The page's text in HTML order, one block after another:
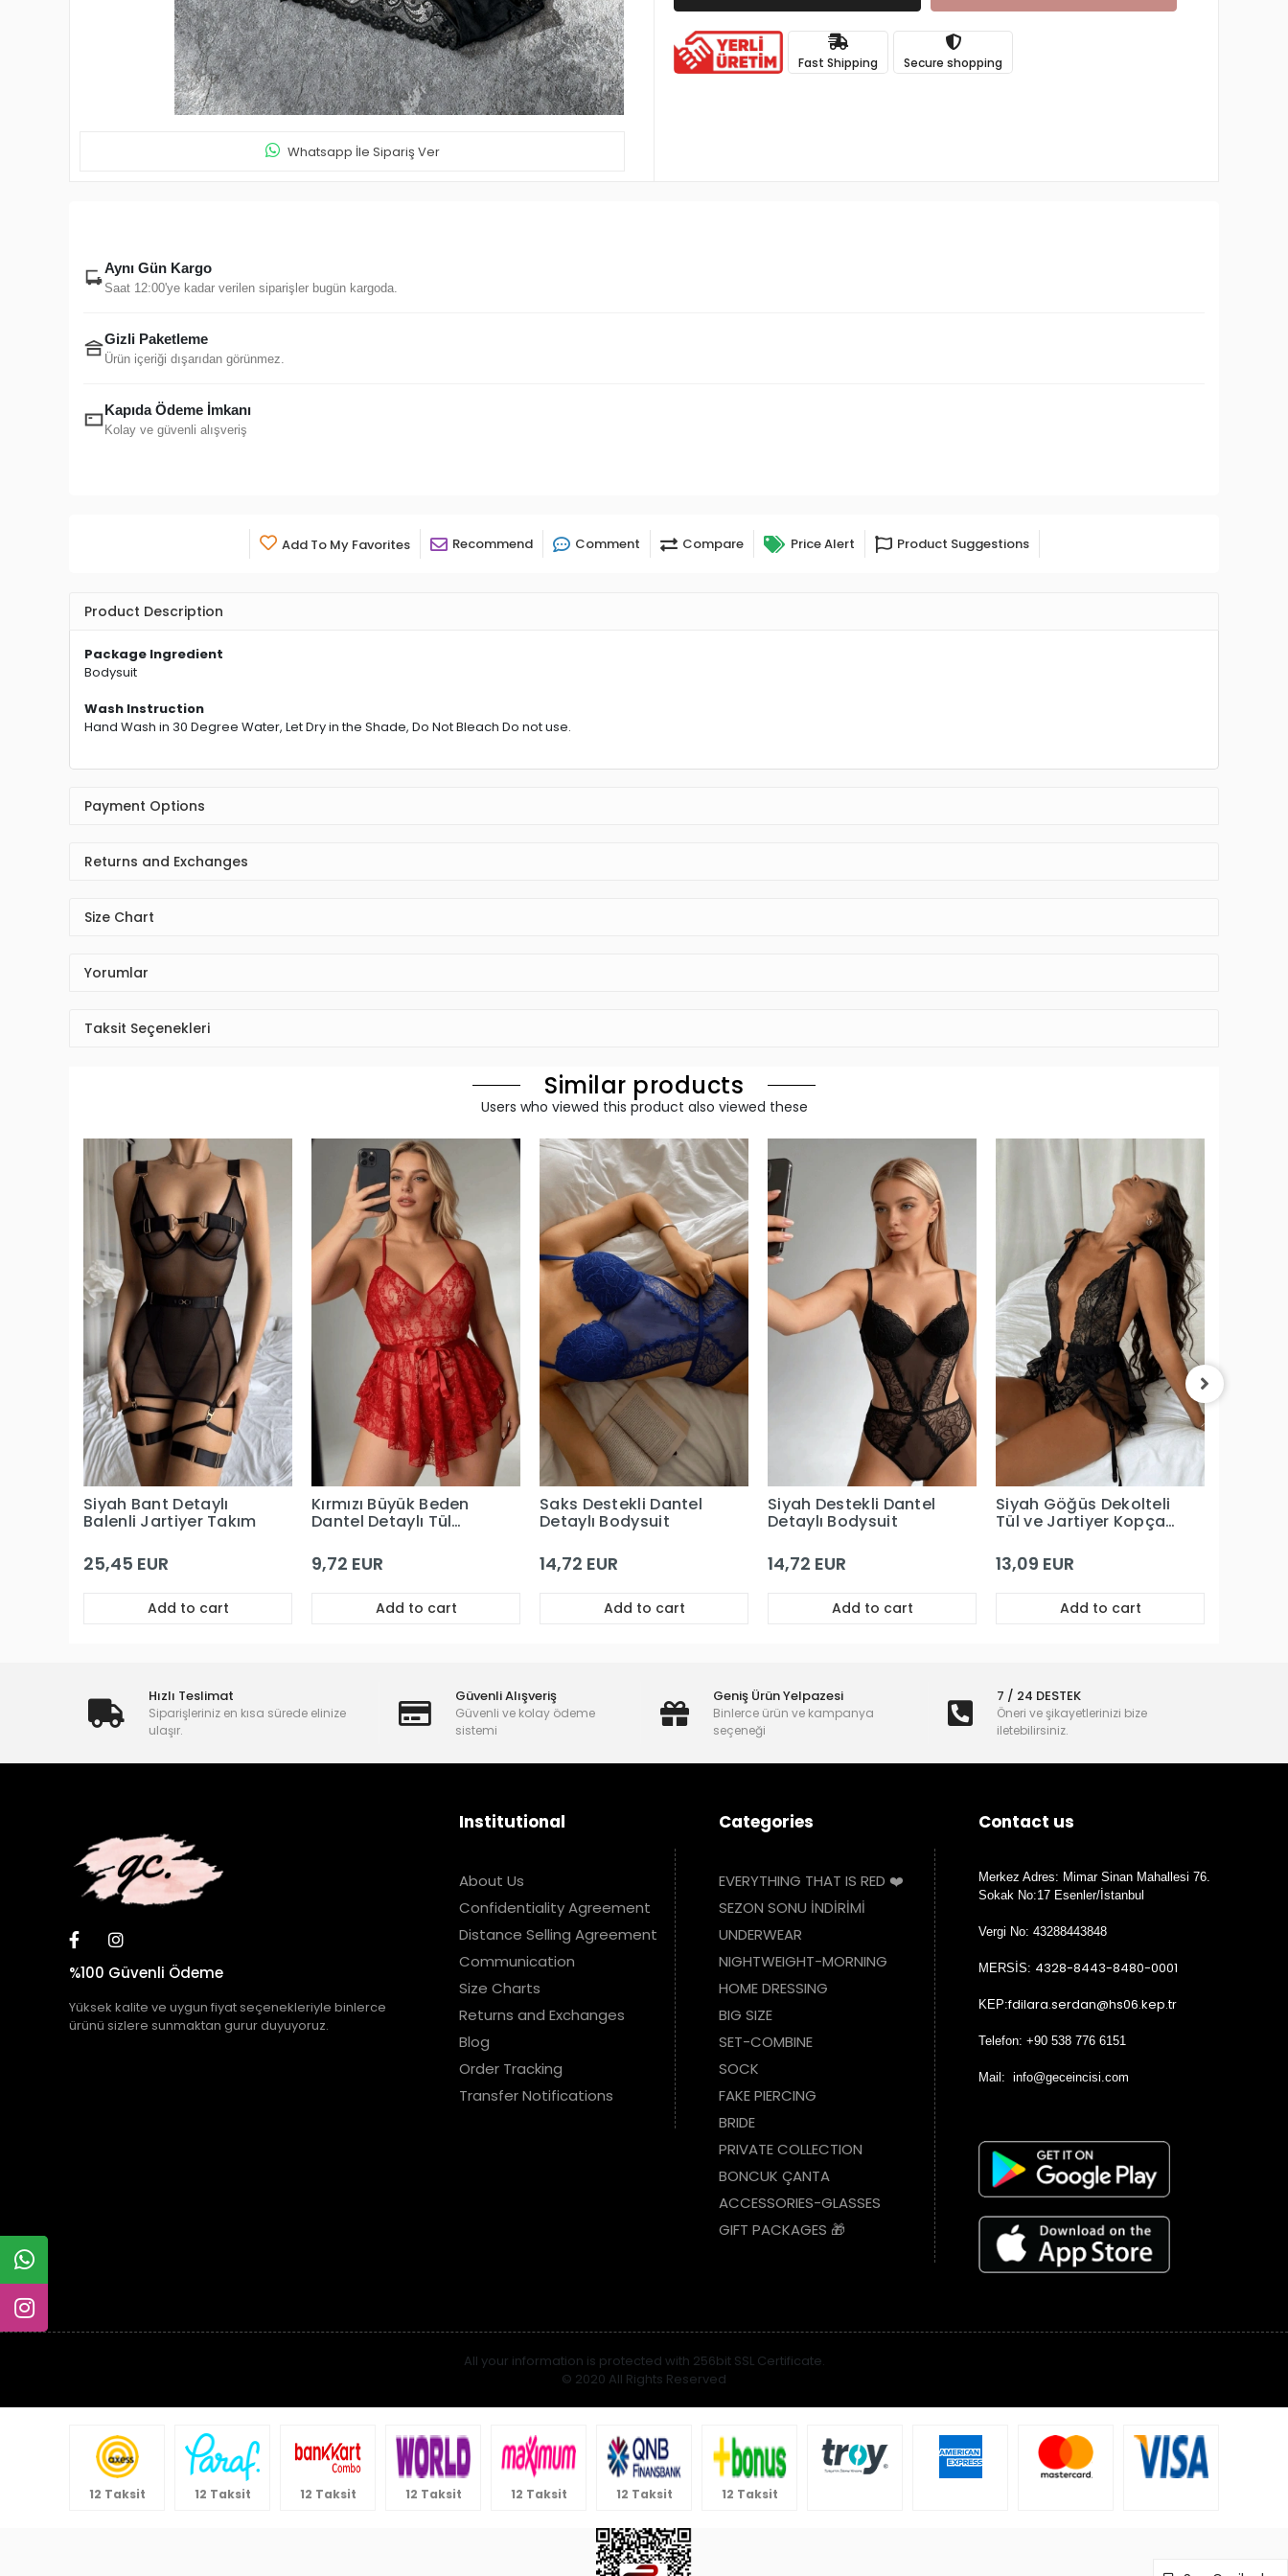
Whatsapp İle Sipariş Ver
Fast Shipping Secure shopping
Aynı Gün Kargo
Saat 12:00'ye kadar verilen siparişler bugün kargoda.
Gizli Paketleme
Ürün içeriği dışarıdan görünmez.
Kapıda Ödeme İmkanı
Kolay ve güvenli alışveriş
Add To My Favorites Recommend Comment Compare Price Alert Product Suggestions
Product Description
Package Ingredient
Bodysuit
Wash Instruction
Hand Wash in 30 Degree Water, Let Dry in the Shade, Do Not Bleach Do not use.
Payment Options
Returns and Exchanges
Size Chart
Yorumlar
Taksit Seçenekleri
Similar products
Users who viewed this product also viewed these
Siyah Bant Detaylı
Balenli Jartiyer Takım
25,45 EUR
Add to cart
Kırmızı Büyük Beden
Dantel Detaylı Tül
9,72 EUR
Add to cart
Saks Destekli Dantel
Detaylı Bodysuit
14,72 EUR
Add to cart
Siyah Destekli Dantel
Detaylı Bodysuit
14,72 EUR
Add to cart
Siyah Göğüs Dekolteli
Tül ve Jartiyer Kopça
13,09 EUR
Add to cart
Hızlı Teslimat
Siparişleriniz en kısa sürede elinize
ulaşır.
Güvenli Alışveriş
Güvenli ve kolay ödeme
sistemi
Geniş Ürün Yelpazesi
Binlerce ürün ve kampanya
seçeneği
7 / 24 DESTEK
Öneri ve şikayetlerinizi bize
iletebilirsiniz.
%100 Güvenli Ödeme
Yüksek kalite ve uygun fiyat seçenekleriyle binlerce
ürünü sizlere sunmaktan gurur duyuyoruz.
Institutional
About Us
Confidentiality Agreement
Distance Selling Agreement
Communication
Size Charts
Returns and Exchanges
Blog
Order Tracking
Transfer Notifications
Categories
EVERYTHING THAT IS RED ❤️
SEZON SONU İNDİRİMİ
UNDERWEAR
NIGHTWEIGHT-MORNING
HOME DRESSING
BIG SIZE
SET-COMBINE
SOCK
FAKE PIERCING
BRIDE
PRIVATE COLLECTION
BONCUK ÇANTA
ACCESSORIES-GLASSES
GIFT PACKAGES 🎁
Contact us
Merkez Adres: Mimar Sinan Mahallesi 76.
Sokak No:17 Esenler/İstanbul
Vergi No: 43288443848
MERSİS: 4328-8443-8480-0001
KEP:fdilara.serdan@hs06.kep.tr
Telefon: +90 538 776 6151
Mail: info@geceincisi.com
All your information is protected with 256bit SSL Certificate.
© 2020 All Rights Reserved
12 Taksit 12 Taksit 12 Taksit 12 Taksit 12 Taksit 12 Taksit 12 Taksit